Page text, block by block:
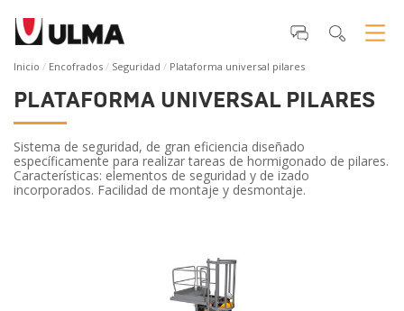
Inicio Encofrados Seguridad Plataforma universal pilares
PLATAFORMA UNIVERSAL PILARES
Sistema de seguridad, de gran eficiencia diseñado
específicamente para realizar tareas de hormigonado de pilares.
Características: elementos de seguridad y de izado
incorporados. Facilidad de montaje y desmontaje.